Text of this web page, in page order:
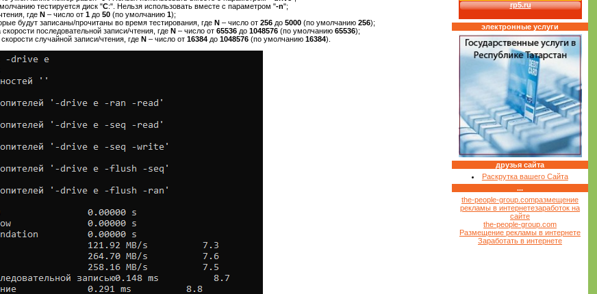
тестируется диск "C:". Нельзя использовать вместе с параметром "-n";
где N – число от 1 до 50 (по умолчанию 1);
будут записаны/прочитаны во время тестирования, где N – число от 256 до 5000 (по умолчанию 256);
последовательной записи/чтения, где N – число от 65536 до 1048576 (по умолчанию 65536);
случайной записи/чтения, где N – число от 16384 до 1048576 (по умолчанию 16384).
электронные услуги
друзья сайта
Раскрутка вашего Сайта
...
the-people-group.comразмещение
рекламы в интернетезаработок на
сайте
the-people-group.com
Размещение рекламы в интернете
Заработать в интернете